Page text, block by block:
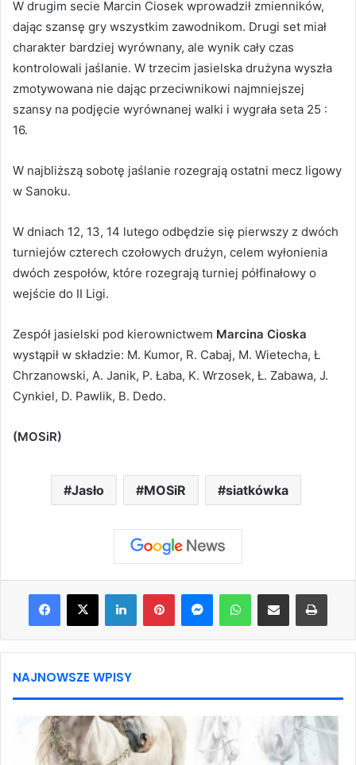
W drugim secie Marcin Ciosek wprowadził zmienników,
dając szansę gry wszystkim zawodnikom. Drugi set miał
charakter bardziej wyrównany, ale wynik cały czas
kontrolowali jaślanie. W trzecim jasielska drużyna wyszła
zmotywowana nie dając przeciwnikowi najmniejszej
szansy na podjęcie wyrównanej walki i wygrała seta 25 :
16.
W najbliższą sobotę jaślanie rozegrają ostatni mecz ligowy
w Sanoku.
W dniach 12, 13, 14 lutego odbędzie się pierwszy z dwóch
turniejów czterech czołowych drużyn, celem wyłonienia
dwóch zespołów, które rozegrają turniej półfinałowy o
wejście do II Ligi.
Zespół jasielski pod kierownictwem Marcina Cioska
wystąpił w składzie: M. Kumor, R. Cabaj, M. Wietecha, Ł
Chrzanowski, A. Janik, P. Łaba, K. Wrzosek, Ł. Zabawa, J.
Cynkiel, D. Pawlik, B. Dedo.
(MOSiR)
Jasło MOSiR siatkówka
Facebook
X LinkedInPinterestMessengerWhatsAppShare via Email Print
NAJNOWSZE WPISY